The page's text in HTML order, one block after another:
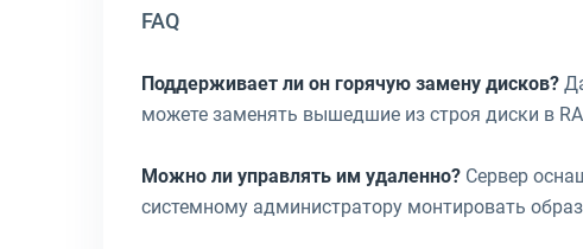
FAQ
Поддерживает ли он горячую замену дисков?
можете заменять вышедшие из строя диски в
Можно ли управлять им удаленно? Сервер
системному администратору монтировать